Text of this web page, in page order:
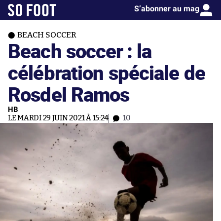
S’abonner au mag
BEACH SOCCER
Beach soccer : la
célébration spéciale de
Rosdel Ramos
HB
LE MARDI 29 JUIN 2021 À 15:24 10